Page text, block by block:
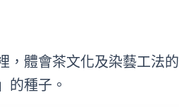
，體會茶文化及染藝工法
的種子。